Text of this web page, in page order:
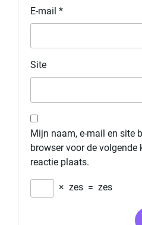
E-mail *
Site
Mijn naam, e-mail en site
browser voor de volgende
reactie plaats.
× zes = zes